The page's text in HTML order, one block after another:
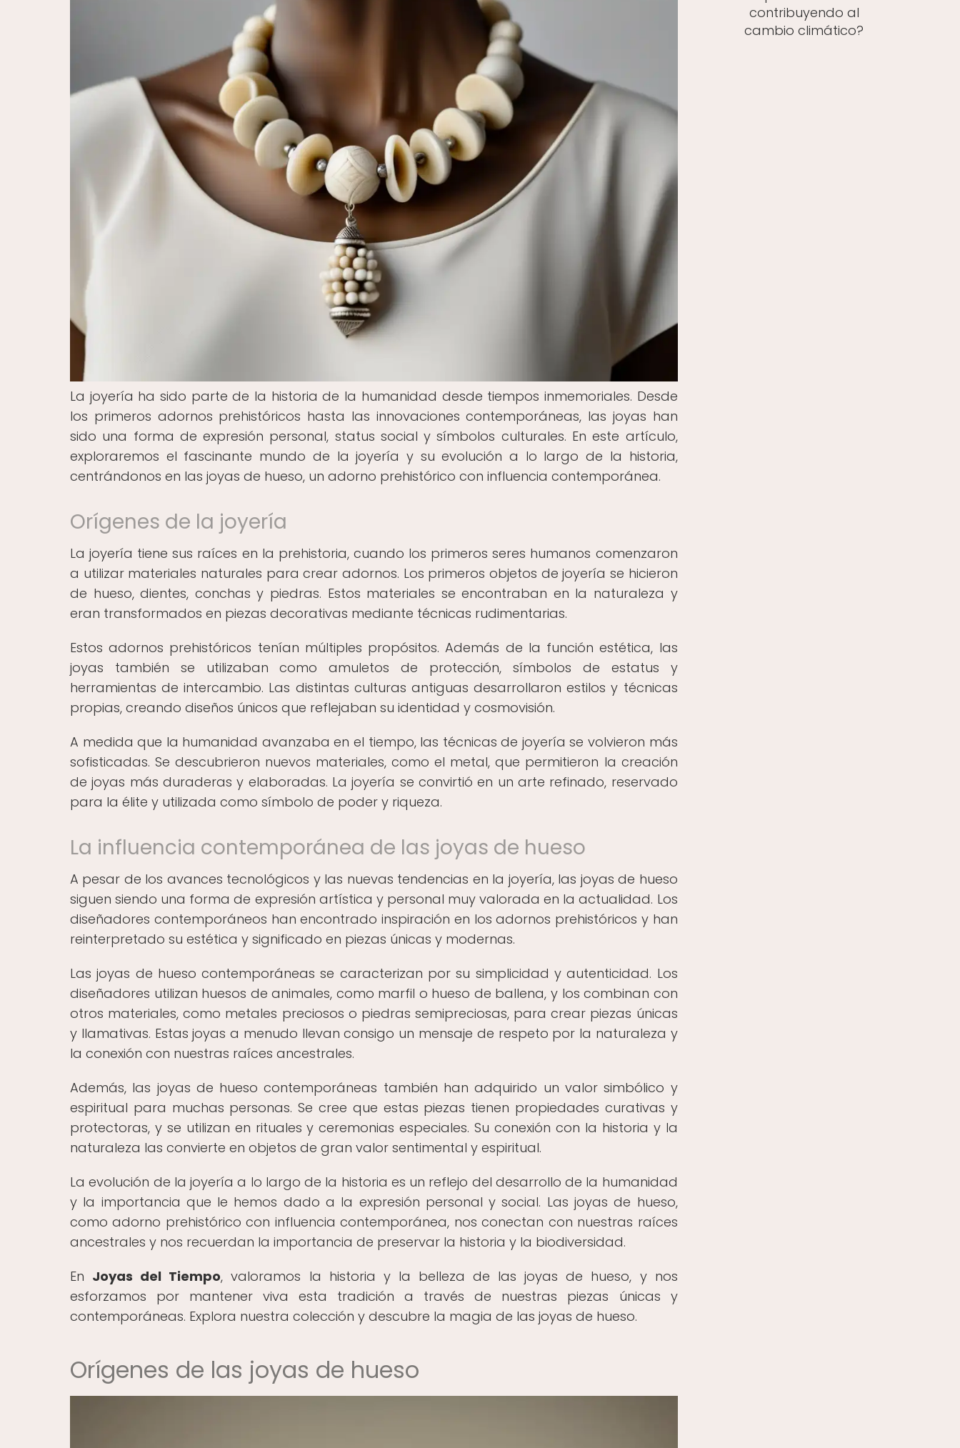
La joyería ha sido parte de la historia de la humanidad desde tiempos inmemoriales. Desde
los primeros adornos prehistóricos hasta las innovaciones contemporáneas, las joyas han
sido una forma de expresión personal, status social y símbolos culturales. En este artículo,
exploraremos el fascinante mundo de la joyería y su evolución a lo largo de la historia,
centrándonos en las joyas de hueso, un adorno prehistórico con influencia contemporánea.
Orígenes de la joyería
La joyería tiene sus raíces en la prehistoria, cuando los primeros seres humanos comenzaron
a utilizar materiales naturales para crear adornos. Los primeros objetos de joyería se hicieron
de hueso, dientes, conchas y piedras. Estos materiales se encontraban en la naturaleza y
eran transformados en piezas decorativas mediante técnicas rudimentarias.
Estos adornos prehistóricos tenían múltiples propósitos. Además de la función estética, las
joyas también se utilizaban como amuletos de protección, símbolos de estatus y
herramientas de intercambio. Las distintas culturas antiguas desarrollaron estilos y técnicas
propias, creando diseños únicos que reflejaban su identidad y cosmovisión.
A medida que la humanidad avanzaba en el tiempo, las técnicas de joyería se volvieron más
sofisticadas. Se descubrieron nuevos materiales, como el metal, que permitieron la creación
de joyas más duraderas y elaboradas. La joyería se convirtió en un arte refinado, reservado
para la élite y utilizada como símbolo de poder y riqueza.
La influencia contemporánea de las joyas de hueso
A pesar de los avances tecnológicos y las nuevas tendencias en la joyería, las joyas de hueso
siguen siendo una forma de expresión artística y personal muy valorada en la actualidad. Los
diseñadores contemporáneos han encontrado inspiración en los adornos prehistóricos y han
reinterpretado su estética y significado en piezas únicas y modernas.
Las joyas de hueso contemporáneas se caracterizan por su simplicidad y autenticidad. Los
diseñadores utilizan huesos de animales, como marfil o hueso de ballena, y los combinan con
otros materiales, como metales preciosos o piedras semipreciosas, para crear piezas únicas
y llamativas. Estas joyas a menudo llevan consigo un mensaje de respeto por la naturaleza y
la conexión con nuestras raíces ancestrales.
Además, las joyas de hueso contemporáneas también han adquirido un valor simbólico y
espiritual para muchas personas. Se cree que estas piezas tienen propiedades curativas y
protectoras, y se utilizan en rituales y ceremonias especiales. Su conexión con la historia y la
naturaleza las convierte en objetos de gran valor sentimental y espiritual.
La evolución de la joyería a lo largo de la historia es un reflejo del desarrollo de la humanidad
y la importancia que le hemos dado a la expresión personal y social. Las joyas de hueso,
como adorno prehistórico con influencia contemporánea, nos conectan con nuestras raíces
ancestrales y nos recuerdan la importancia de preservar la historia y la biodiversidad.
En Joyas del Tiempo, valoramos la historia y la belleza de las joyas de hueso, y nos
esforzamos por mantener viva esta tradición a través de nuestras piezas únicas y
contemporáneas. Explora nuestra colección y descubre la magia de las joyas de hueso.
Orígenes de las joyas de hueso
contribuyendo al
cambio climático?